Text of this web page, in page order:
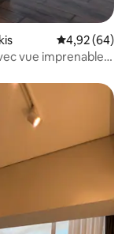
Évaluation
4,92 (64)
vue imprenable